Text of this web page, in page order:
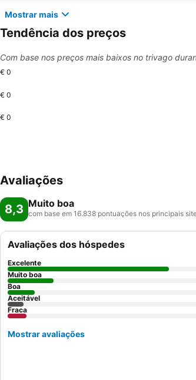
Mostrar mais
Tendência dos preços
Com base nos preços mais baixos no trivago
€ 0
€ 0
€ 0
Avaliações
8,3 Muito boa
com base em 16.838 pontuações nos principais
Avaliações dos hóspedes
Excelente
Muito boa
Boa
Aceitável
Fraca
Mostrar avaliações